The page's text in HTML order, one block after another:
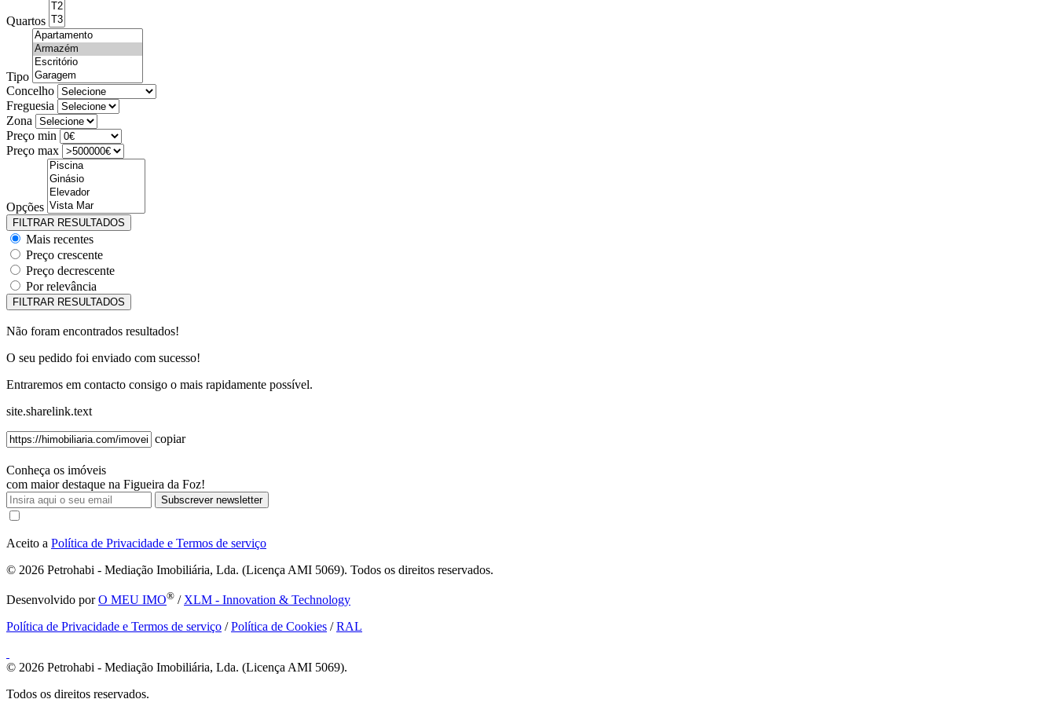
Quartos
Tipo
Concelho
Freguesia
Zona
Preço min
Preço max
Opções
Mais recentes
Preço crescente
Preço decrescente
Por relevância
Não foram encontrados resultados!
O seu pedido foi enviado com sucesso!
Entraremos em contacto consigo o mais rapidamente possível.
site.sharelink.text
copiar
Conheça os imóveis
com maior destaque na Figueira da Foz!
Subscrever newsletter
Aceito a Política de Privacidade e Termos de serviço
© 2026 Petrohabi - Mediação Imobiliária, Lda. (Licença AMI 5069). Todos os direitos reservados.
Desenvolvido porO MEU IMO® / XLM - Innovation & Technology
Política de Privacidade e Termos de serviço /Política de Cookies /RAL
© 2026 Petrohabi - Mediação Imobiliária, Lda. (Licença AMI 5069).
Todos os direitos reservados.